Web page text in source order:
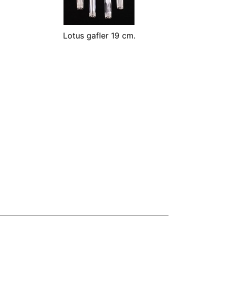
Lotus gafler 19 cm.